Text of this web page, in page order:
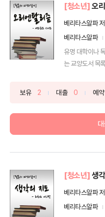
[청소년] 오
베리타스알파 저
베리타스알파
유명 대학이나
는 교양도서 목
보유 2 대출 0 예약
[청소년] 생
베리타스알파 저
베리타스알파